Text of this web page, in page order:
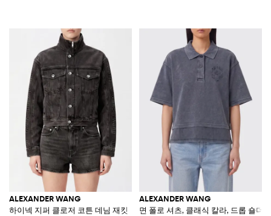
ALEXANDER WANG
하이넥 지퍼 클로저 코튼 데님 재킷
ALEXANDER WANG
면 폴로 셔츠, 클래식 칼라, 드롭 숄더